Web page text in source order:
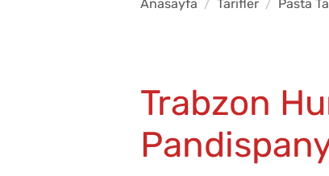
Anasayfa Tarifler Pasta
Trabzon